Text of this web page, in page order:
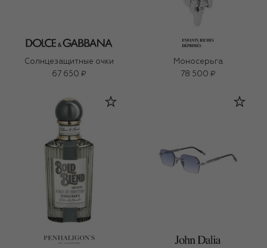
Солнцезащитные очки
67 650 ₽
Моносерьга
78 500 ₽